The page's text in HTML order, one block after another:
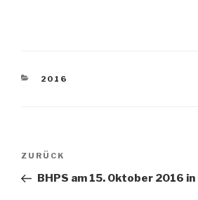
KATEGORIEN
2016
Beitragsnavigation
Vorheriger
Beitrag
ZURÜCK
BHPS am 15. Oktober 2016